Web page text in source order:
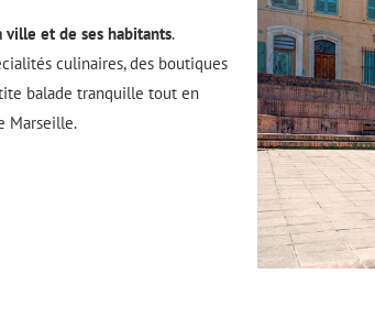
et de ses habitants.
culinaires, des boutiques
balade tranquille tout en
Marseille.